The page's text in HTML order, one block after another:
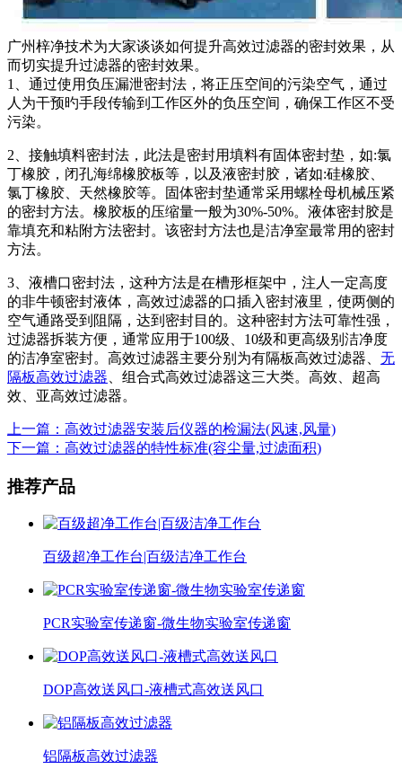
广州梓净技术为大家谈谈如何提升高效过滤器的密封效果，从
而切实提升过滤器的密封效果。
1、通过使用负压漏泄密封法，将正压空间的污染空气，通过
人为干预旳手段传输到工作区外的负压空间，确保工作区不受
污染。
2、接触填料密封法，此法是密封用填料有固体密封垫，如:氯
丁橡胶，闭孔海绵橡胶板等，以及液密封胶，诸如:硅橡胶、
氯丁橡胶、天然橡胶等。固体密封垫通常采用螺栓母机械压紧
的密封方法。橡胶板的压缩量一般为30%-50%。液体密封胶是
靠填充和粘附方法密封。该密封方法也是洁净室最常用的密封
方法。
3、液槽口密封法，这种方法是在槽形框架中，注人一定高度
的非牛顿密封液体，高效过滤器的口插入密封液里，使两侧的
空气通路受到阻隔，达到密封目的。这种密封方法可靠性强，
过滤器拆装方便，通常应用于100级、10级和更高级别洁净度
的洁净室密封。高效过滤器主要分别为有隔板高效过滤器、 无
隔板高效过滤器 、组合式高效过滤器这三大类。高效、超高
效、亚高效过滤器。
上一篇：高效过滤器安装后仪器的检漏法(风速,风量)
下一篇：高效过滤器的特性标准(容尘量,过滤面积)
推荐产品
百级超净工作台|百级洁净工作台
PCR实验室传递窗-微生物实验室传递窗
DOP高效送风口-液槽式高效送风口
铝隔板高效过滤器